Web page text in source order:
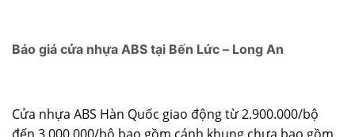
Báo giá cửa nhựa ABS tại Bến Lức – Long An
Cửa nhựa ABS Hàn Quốc giao động từ 2.900.000/bộ